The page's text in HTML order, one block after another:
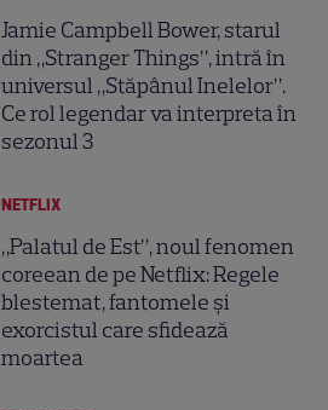
Jamie Campbell Bower, starul
din „Stranger Things”, intră în
universul „Stăpânul Inelelor”.
Ce rol legendar va interpreta în
sezonul 3
NETFLIX
„Palatul de Est”, noul fenomen
coreean de pe Netflix: Regele
blestemat, fantomele și
exorcistul care sfidează
moartea